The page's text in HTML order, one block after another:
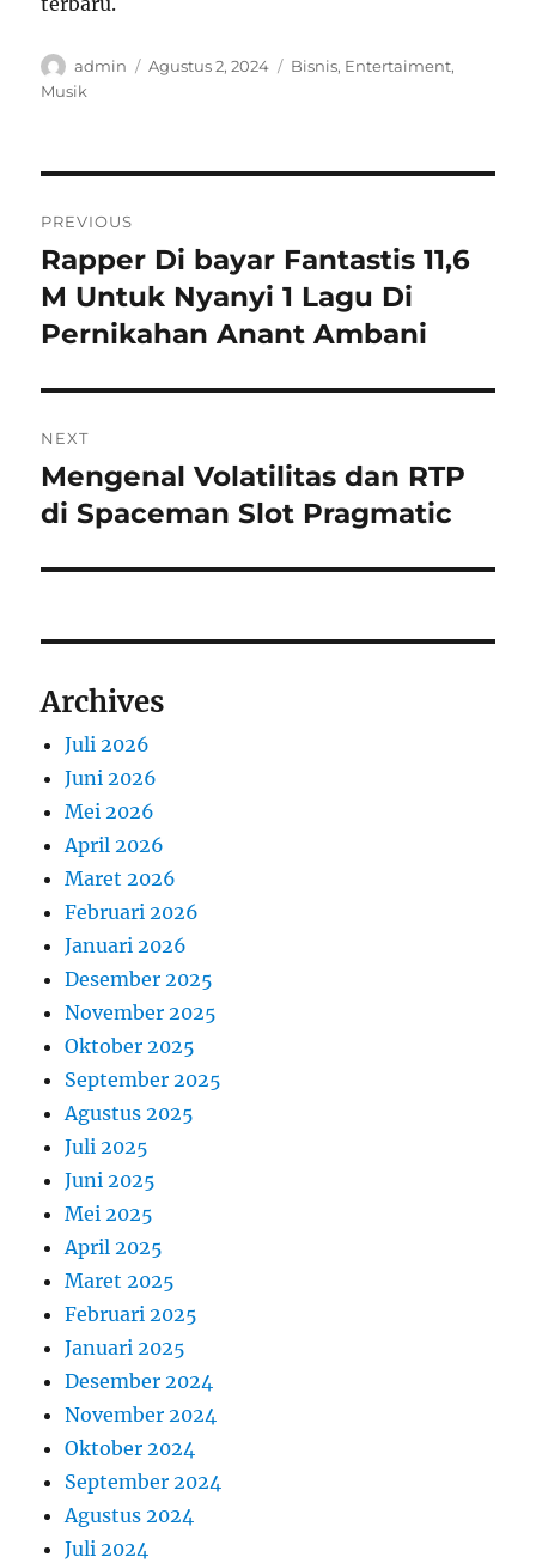
Author
admin
Posted
Agustus 2, 2024 Categories
Bisnis, Entertaiment,
Musik
pos
PREVIOUS
Previous
post:
Rapper Di bayar Fantastis 11,6
M Untuk Nyanyi 1 Lagu Di
Pernikahan Anant Ambani
NEXT
Next
post:
Mengenal Volatilitas dan RTP
di Spaceman Slot Pragmatic
Archives
Juli 2026
Juni 2026
Mei 2026
April 2026
Maret 2026
Februari 2026
Januari 2026
Desember 2025
November 2025
Oktober 2025
September 2025
Agustus 2025
Juli 2025
Juni 2025
Mei 2025
April 2025
Maret 2025
Februari 2025
Januari 2025
Desember 2024
November 2024
Oktober 2024
September 2024
Agustus 2024
Juli 2024